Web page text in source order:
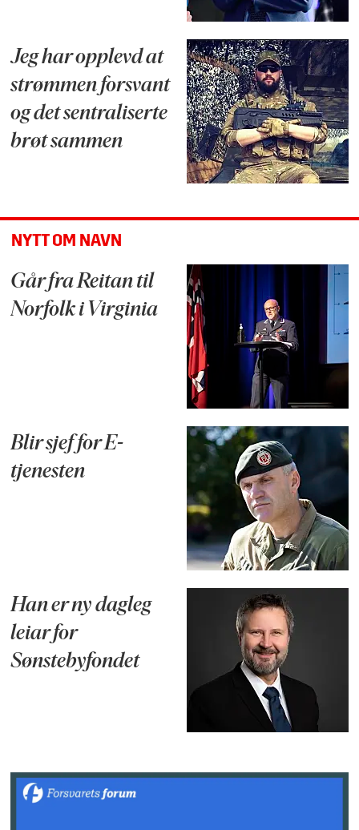
Jeg har opplevd at
strømmen forsvant
og det sentraliserte
brøt sammen
NYTT OM NAVN
Går fra Reitan til
Norfolk i Virginia
Blir sjef for E-
tjenesten
Han er ny dagleg
leiar for
Sønstebyfondet